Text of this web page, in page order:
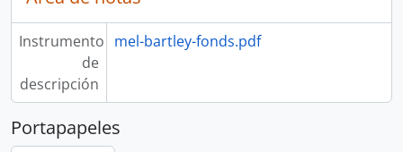
Instrumento
de
descripción
mel-bartley-fonds.pdf
Portapapeles